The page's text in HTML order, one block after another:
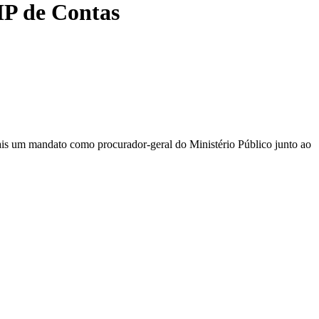
de Contas
um mandato como procurador-geral do Ministério Público junto ao